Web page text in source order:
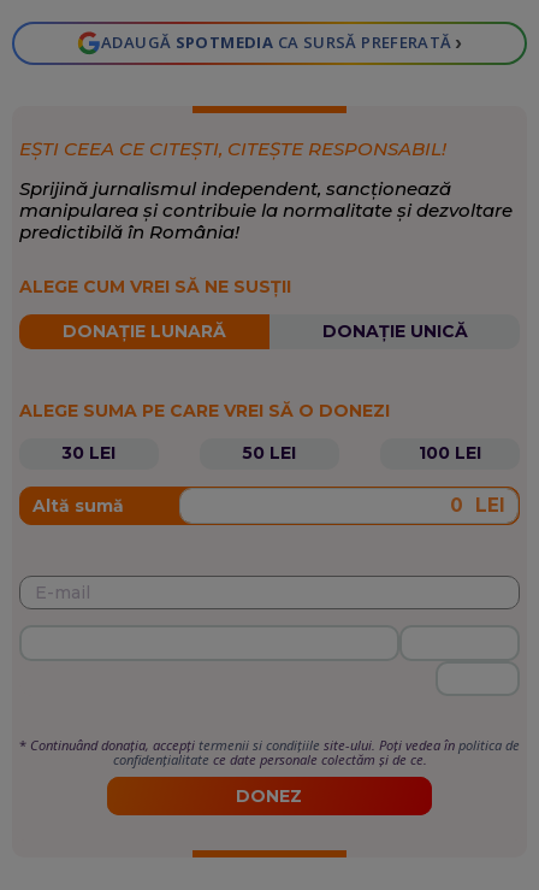
ADAUGĂ SPOTMEDIA CA SURSĂ PREFERATĂ ›
EȘTI CEEA CE CITEȘTI, CITEȘTE RESPONSABIL!
Sprijină jurnalismul independent, sancționează
manipularea și contribuie la normalitate și dezvoltare
predictibilă în România!
ALEGE CUM VREI SĂ NE SUSȚII
DONAȚIE LUNARĂ DONAȚIE UNICĂ
ALEGE SUMA PE CARE VREI SĂ O DONEZI
30 LEI
50 LEI 100 LEI
Altă sumă LEI
* Continuând donația, accepți termenii si condițiile site-ului. Poți vedea în politica de
confidențialitate ce date personale colectăm și de ce.
DONEZ